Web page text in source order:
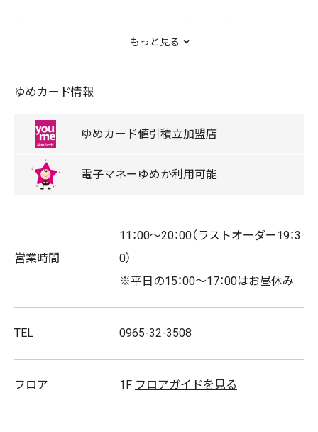
季節ごとに変わる付け合わせの焼き野菜もお楽しみくだ
さい。
ドリンクバーもございますので、ごゆっくりお過ごしいた
もっと見る
ゆめカード情報
ゆめカード値引積立加盟店
電子マネー ゆめか利用可能
営業時間
11：00～20：00（ラストオーダー19：3
0）
※平日の15：00～17：00はお昼休み
TEL 0965-32-3508
フロア 1F フロアガイドを見る